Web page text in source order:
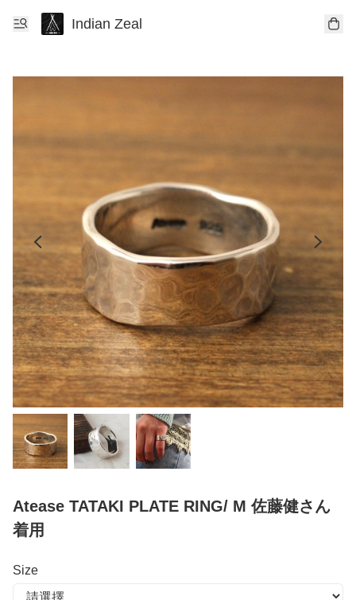
Indian Zeal
Atease TATAKI PLATE RING/ M 佐藤健さん
着用
Size